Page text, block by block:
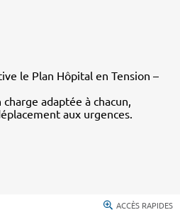
le Plan Hôpital en Tension –
adaptée à chacun,
aux urgences.
ACCÈS RAPIDES